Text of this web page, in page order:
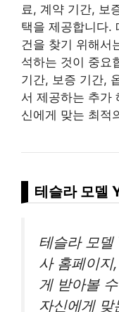
료, 계약 기간, 보
택을 제공합니다.
건을 찾기 위해서
석하는 것이 중요
기간, 보증 기간,
서 제공하는 추가
신에게 맞는 최적
테슬라 모델
테슬라 모델
사 홈페이
게 받아볼
자신에게 맞